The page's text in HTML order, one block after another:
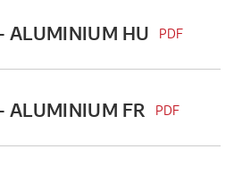
ALUMINIUM HU PDF
ALUMINIUM FR PDF